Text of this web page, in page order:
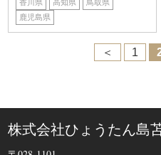
香川県
高知県
鳥取県
鹿児島県
＜ 1
株式会社ひょうたん島